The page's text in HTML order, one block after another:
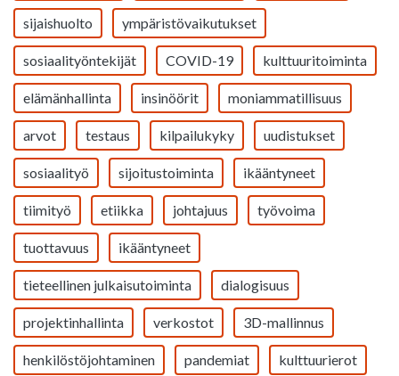
sijaishuolto ympäristövaikutukset
sosiaalityöntekijät COVID-19 kulttuuritoiminta
elämänhallinta insinöörit moniammatillisuus
arvot testaus kilpailukyky uudistukset
sosiaalityö sijoitustoiminta ikääntyneet
tiimityö etiikka johtajuus työvoima
tuottavuus ikääntyneet
tieteellinen julkaisutoiminta dialogisuus
projektinhallinta verkostot 3D-mallinnus
henkilöstöjohtaminen pandemiat kulttuurierot